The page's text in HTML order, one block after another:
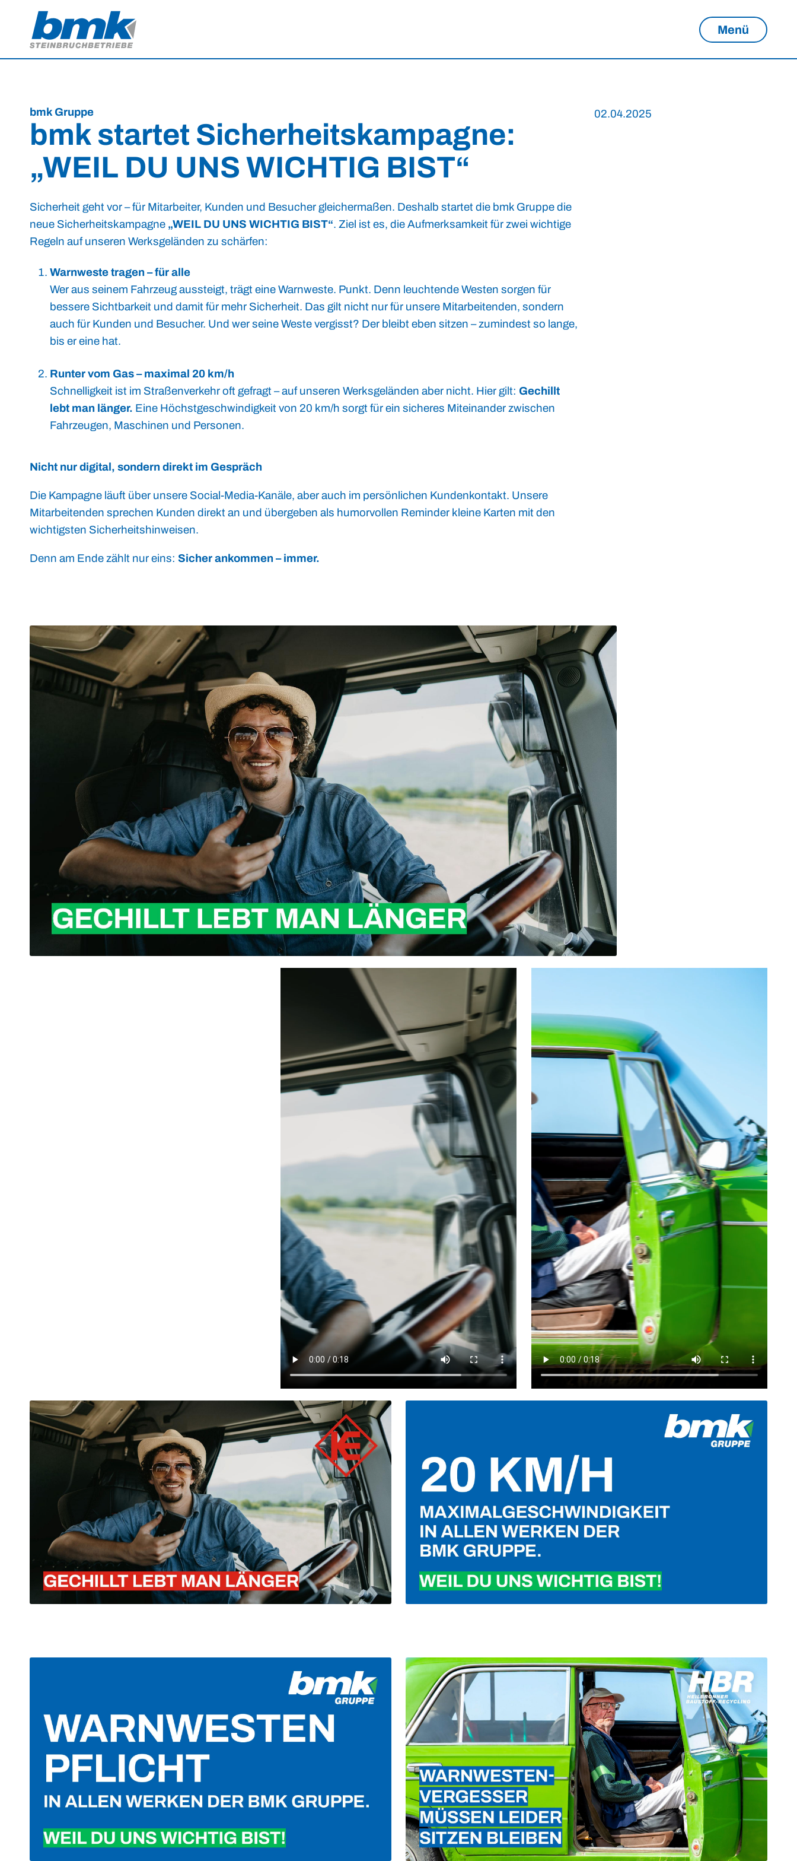
Menü
bmk Gruppe
bmk startet Sicherheitskampagne:
„WEIL DU UNS WICHTIG BIST“
Sicherheit geht vor – für Mitarbeiter, Kunden und Besucher gleichermaßen. Deshalb startet die bmk Gruppe die
neue Sicherheitskampagne „WEIL DU UNS WICHTIG BIST“. Ziel ist es, die Aufmerksamkeit für zwei wichtige
Regeln auf unseren Werksgeländen zu schärfen:
Warnweste tragen – für alle
Wer aus seinem Fahrzeug aussteigt, trägt eine Warnweste. Punkt. Denn leuchtende Westen sorgen für
bessere Sichtbarkeit und damit für mehr Sicherheit. Das gilt nicht nur für unsere Mitarbeitenden, sondern
auch für Kunden und Besucher. Und wer seine Weste vergisst? Der bleibt eben sitzen – zumindest so lange,
bis er eine hat.
Runter vom Gas – maximal 20 km/h
Schnelligkeit ist im Straßenverkehr oft gefragt – auf unseren Werksgeländen aber nicht. Hier gilt: Gechillt
lebt man länger. Eine Höchstgeschwindigkeit von 20 km/h sorgt für ein sicheres Miteinander zwischen
Fahrzeugen, Maschinen und Personen.
Nicht nur digital, sondern direkt im Gespräch
Die Kampagne läuft über unsere Social-Media-Kanäle, aber auch im persönlichen Kundenkontakt. Unsere
Mitarbeitenden sprechen Kunden direkt an und übergeben als humorvollen Reminder kleine Karten mit den
wichtigsten Sicherheitshinweisen.
Denn am Ende zählt nur eins: Sicher ankommen – immer.
02.04.2025